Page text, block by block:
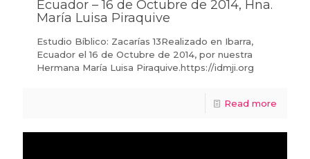
Ecuador – 16 de Octubre de 2014, Hna.
María Luisa Piraquive
Estudio Bíblico: Zacarías 13Realizado en Ibarra,
Ecuador el 16 de Octubre de 2014, por nuestra
Hermana María Luisa Piraquive.https://idmji.org
Read more